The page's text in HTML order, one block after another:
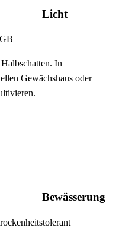
Licht
In
Gewächshaus oder
Bewässerung